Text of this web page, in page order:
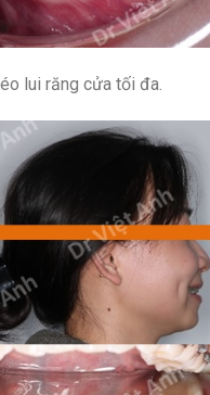
lui răng cửa tối đa.